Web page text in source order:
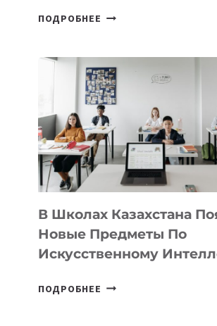
ПОДРОБНЕЕ ОТКРЫТ
DEAL
VELOCITY
BY
MOST
—
МЕЖДУНАРОДНУЮ
ПРОГРАММУ
ДЛЯ
ТЕХНОЛОГИЧЕСКИХ
В Школах Казахстана
Новые Предметы По
Искусственному
ПОДРОБНЕЕ В